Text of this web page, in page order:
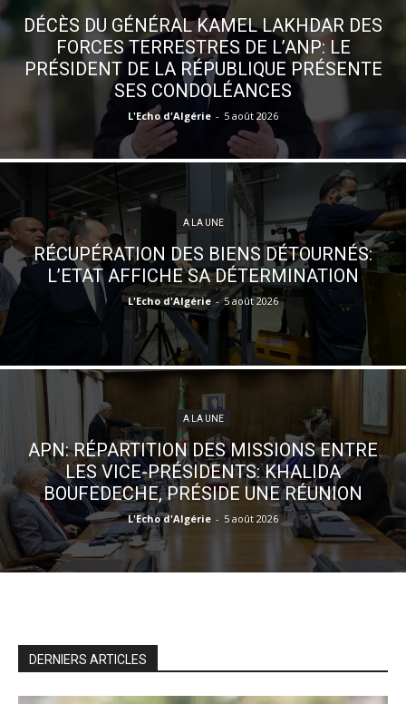
DÉCÈS DU GÉNÉRAL KAMEL LAKHDAR DES
FORCES TERRESTRES DE L’ANP: LE
PRÉSIDENT DE LA RÉPUBLIQUE PRÉSENTE
SES CONDOLÉANCES
L'Echo d'Algérie - 5 août 2026
A LA UNE
RÉCUPÉRATION DES BIENS DÉTOURNÉS:
L’ETAT AFFICHE SA DÉTERMINATION
L'Echo d'Algérie - 5 août 2026
A LA UNE
APN: RÉPARTITION DES MISSIONS ENTRE
LES VICE-PRÉSIDENTS: KHALIDA
BOUFEDECHE, PRÉSIDE UNE RÉUNION
L'Echo d'Algérie - 5 août 2026
DERNIERS ARTICLES